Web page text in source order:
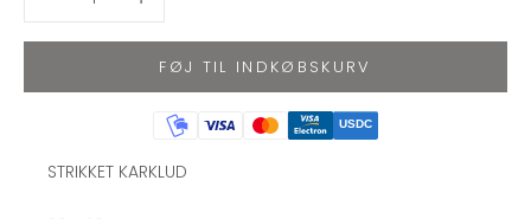
FØJ TIL INDKØBSKURV
USDC
STRIKKET KARKLUD